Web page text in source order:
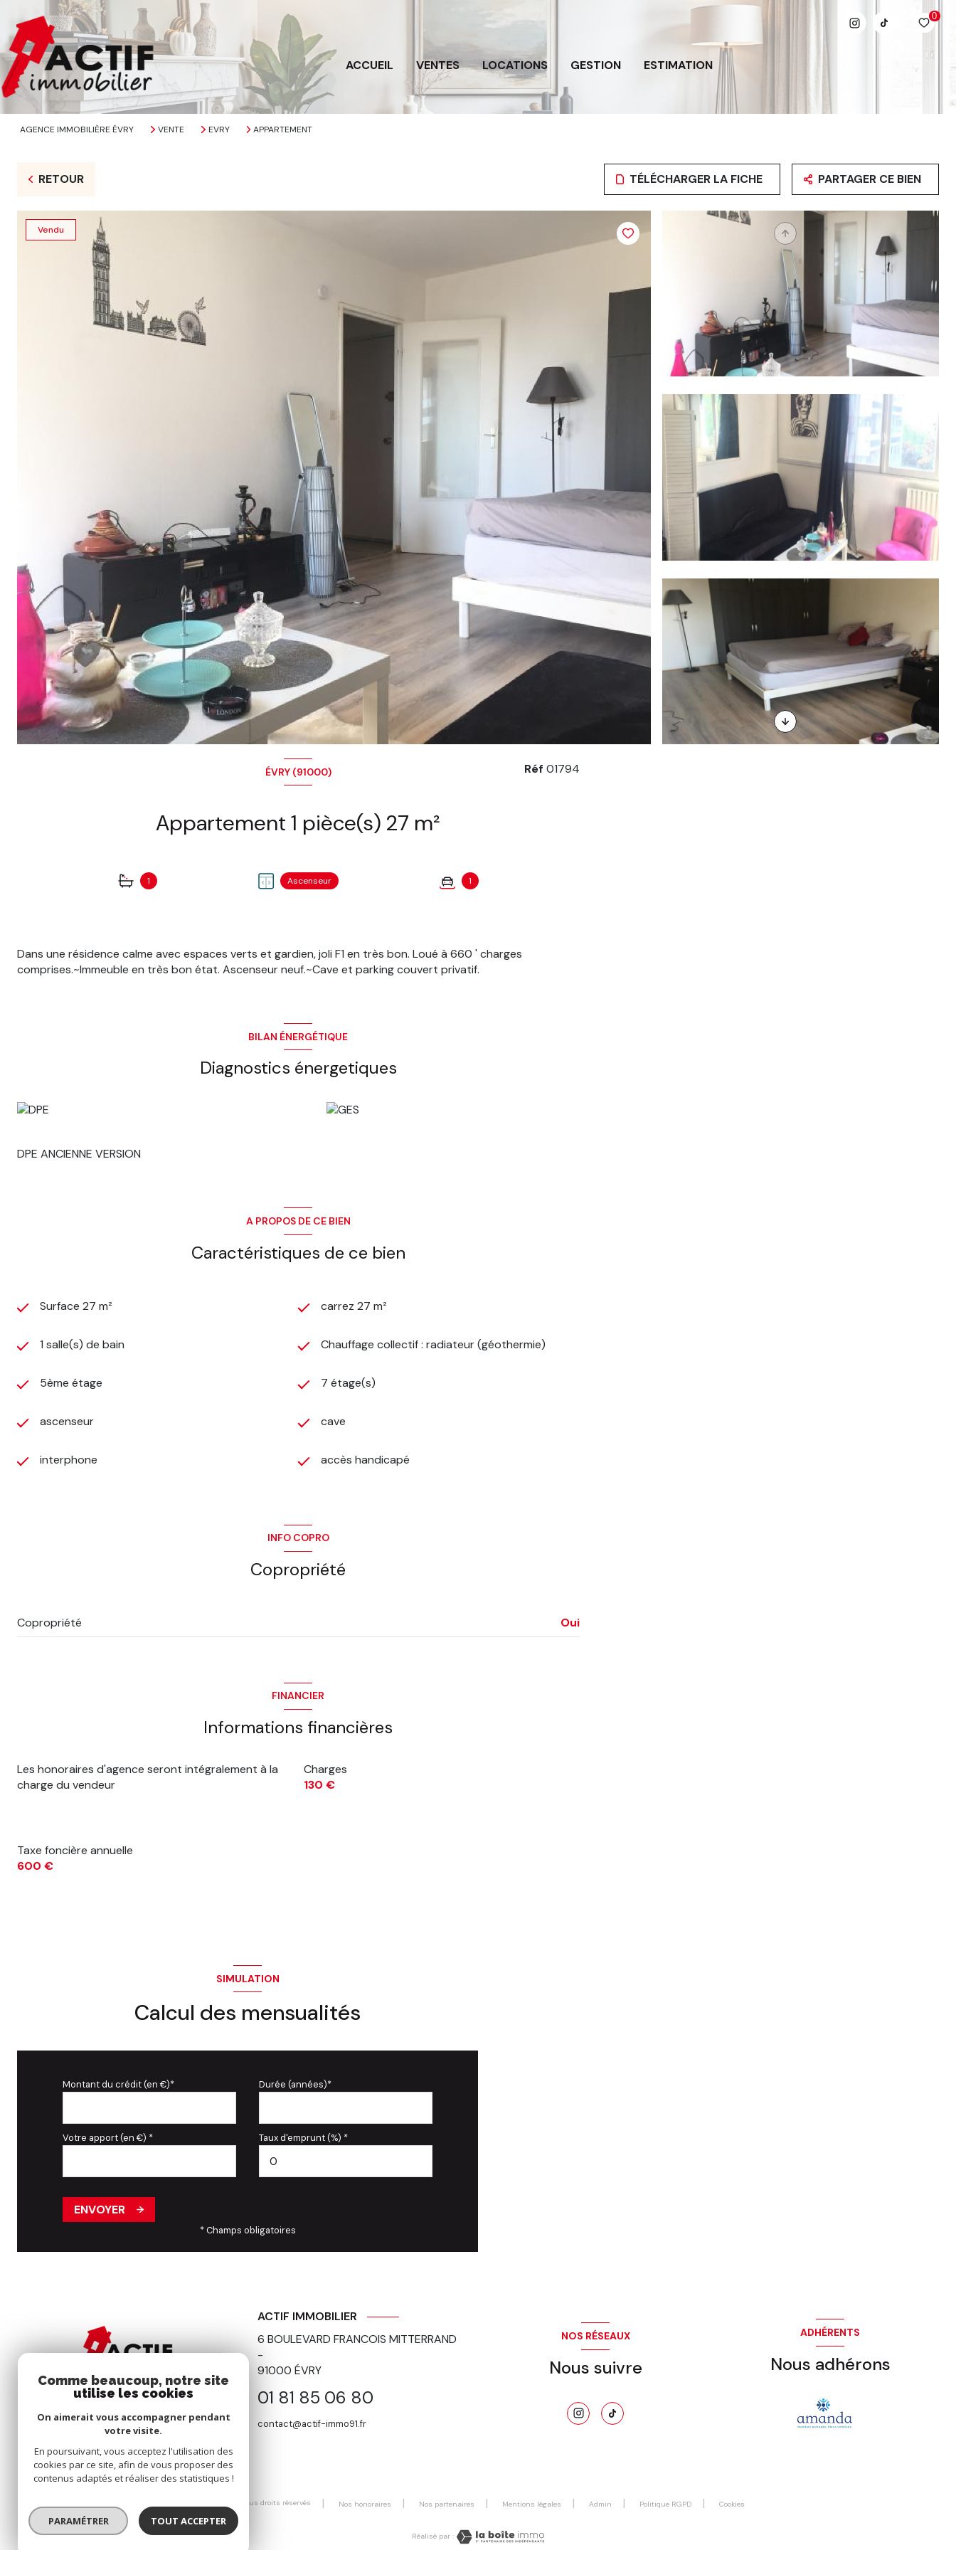
0
ACCUEIL VENTES LOCATIONS GESTION ESTIMATION
AGENCE IMMOBILIÈRE ÉVRY VENTE EVRY APPARTEMENT
RETOUR TÉLÉCHARGER LA FICHE PARTAGER CE BIEN
Vendu
ÉVRY (91000)
Appartement 1 pièce(s) 27 m²
1 Ascenseur 1
Réf 01794
Dans une résidence calme avec espaces verts et gardien, joli F1 en très bon. Loué à 660 ' charges
comprises.~Immeuble en très bon état. Ascenseur neuf.~Cave et parking couvert privatif.
BILAN ÉNERGÉTIQUE
Diagnostics énergetiques
DPE ANCIENNE VERSION
A PROPOS DE CE BIEN
Caractéristiques de ce bien
Surface 27 m² carrez 27 m²
1 salle(s) de bain Chauffage collectif : radiateur (géothermie)
5ème étage 7 étage(s)
ascenseur cave
interphone accès handicapé
INFO COPRO
Copropriété
Copropriété Oui
FINANCIER
Informations financières
Les honoraires d'agence seront intégralement à la
charge du vendeur
Charges
130 €
Taxe foncière annuelle
600 €
SIMULATION
Calcul des mensualités
Montant du crédit (en €)* Durée (années)*
Votre apport (en €) * Taux d'emprunt (%) *
ENVOYER
* Champs obligatoires
ACTIF IMMOBILIER
6 BOULEVARD FRANCOIS MITTERRAND
-
91000 ÉVRY
01 81 85 06 80
contact@actif-immo91.fr
NOS RÉSEAUX
Nous suivre
ADHÉRENTS
Nous adhérons
© 2026 | Tous droits réservés Nos honoraires Nos partenaires Mentions légales Admin Politique RGPD Cookies
Réalisé par :
Comme beaucoup, notre site
utilise les cookies
On aimerait vous accompagner pendant
votre visite.
En poursuivant, vous acceptez l'utilisation des
cookies par ce site, afin de vous proposer des
contenus adaptés et réaliser des statistiques !
PARAMÉTRER TOUT ACCEPTER